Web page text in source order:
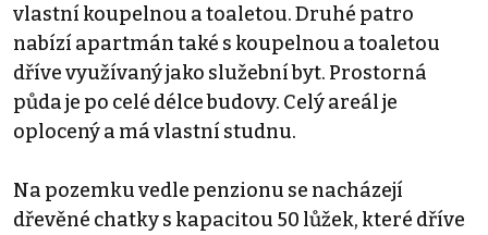
vlastní koupelnou a toaletou. Druhé patro
nabízí apartmán také s koupelnou a toaletou
dříve využívaný jako služební byt. Prostorná
půda je po celé délce budovy. Celý areál je
oplocený a má vlastní studnu.
Na pozemku vedle penzionu se nacházejí
dřevěné chatky s kapacitou 50 lůžek, které dříve